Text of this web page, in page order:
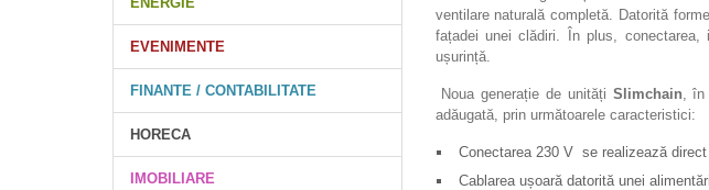
EVENIMENTE
FINANTE / CONTABILITATE
HORECA
IMOBILIARE
ventilare naturală completă. Datorită
fațadei unei clădiri. În plus,
ușurință.
Noua generație de unități Slimchain ,
adăugată, prin următoarele caracteristici:
Conectarea 230 V se realizează
Cablarea ușoară datorită unei